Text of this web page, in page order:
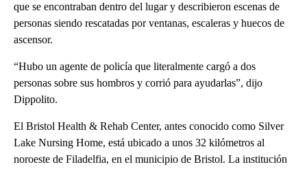
que se encontraban dentro del lugar y describieron escenas de
personas siendo rescatadas por ventanas, escaleras y huecos de
ascensor.
“Hubo un agente de policía que literalmente cargó a dos
personas sobre sus hombros y corrió para ayudarlas”, dijo
Dippolito.
El Bristol Health & Rehab Center, antes conocido como Silver
Lake Nursing Home, está ubicado a unos 32 kilómetros al
noroeste de Filadelfia, en el municipio de Bristol. La institución